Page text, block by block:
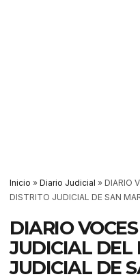
Inicio » Diario Judicial » DIARIO
DISTRITO JUDICIAL DE SAN
DIARIO
JUDICIAL DEL
JUDICIAL DE